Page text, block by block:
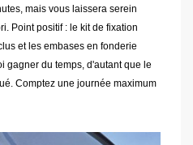
mais vous laissera serein
Point positif : le kit de fixation
et les embases en fonderie
gagner du temps, d'autant que le
Comptez une journée maximum